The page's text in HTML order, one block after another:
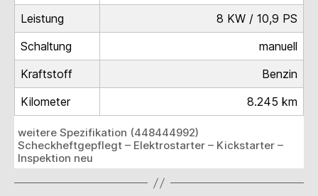
Leistung
8 KW / 10,9 PS
Schaltung
manuell
Kraftstoff
Benzin
Kilometer
8.245 km
weitere Spezifikation (448444992)
Scheckheftgepflegt – Elektrostarter – Kickstarter –
Inspektion neu